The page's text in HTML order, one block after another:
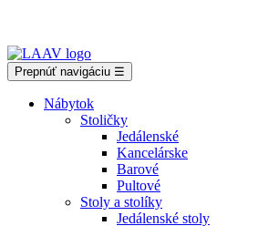
Prepnúť navigáciu ☰
Nábytok
Stoličky
Jedálenské
Kancelárske
Barové
Pultové
Stoly a stolíky
Jedálenské stoly